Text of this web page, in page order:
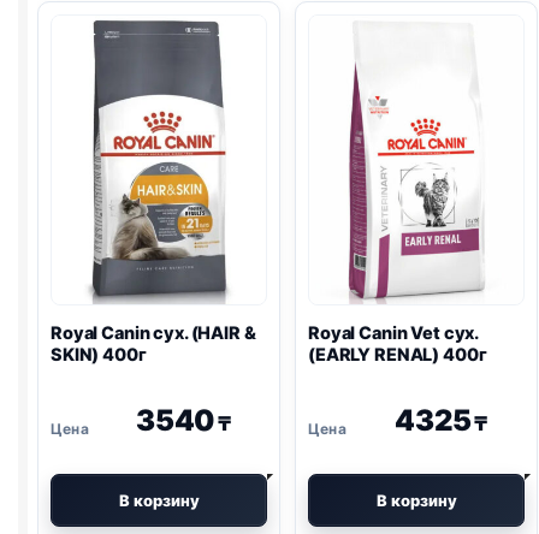
Royal Canin сух. (HAIR &
SKIN) 400г
3540₸
В корзину
Royal Canin Vet сух.
(EARLYRENAL) 400г
4325₸
В корзину